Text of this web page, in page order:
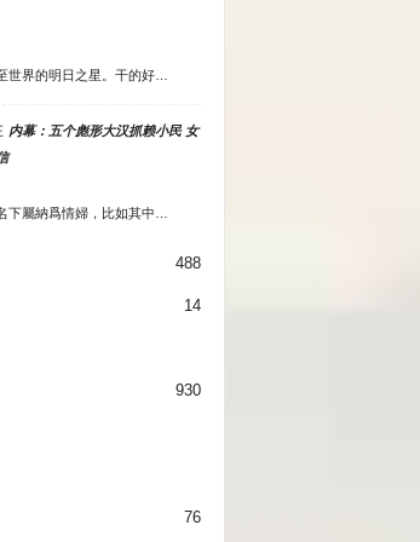
世界的明日之星。干的好…
内幕：五个彪形大汉抓赖小民 女
下屬納爲情婦，比如其中…
488
14
930
76